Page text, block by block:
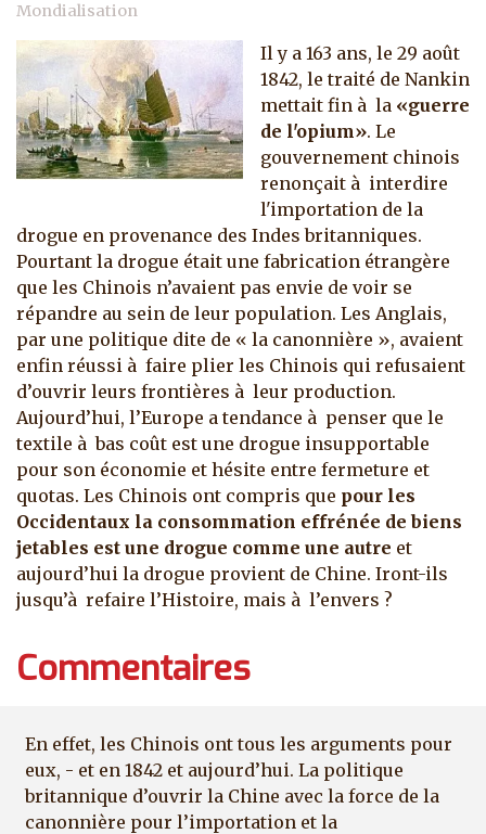
Mondialisation
Il y a 163 ans, le 29 août
1842, le traité de Nankin
mettait fin à la «guerre
de l'opium». Le
gouvernement chinois
renonçait à interdire
l'importation de la
drogue en provenance des Indes britanniques.
Pourtant la drogue était une fabrication étrangère
que les Chinois n’avaient pas envie de voir se
répandre au sein de leur population. Les Anglais,
par une politique dite de « la canonnière », avaient
enfin réussi à faire plier les Chinois qui refusaient
d’ouvrir leurs frontières à leur production.
Aujourd’hui, l’Europe a tendance à penser que le
textile à bas coût est une drogue insupportable
pour son économie et hésite entre fermeture et
quotas. Les Chinois ont compris que pour les
Occidentaux la consommation effrénée de biens
jetables est une drogue comme une autre et
aujourd’hui la drogue provient de Chine. Iront-ils
jusqu’à refaire l’Histoire, mais à l’envers ?
Commentaires
En effet, les Chinois ont tous les arguments pour
eux, - et en 1842 et aujourd’hui. La politique
britannique d’ouvrir la Chine avec la force de la
canonnière pour l’importation et la